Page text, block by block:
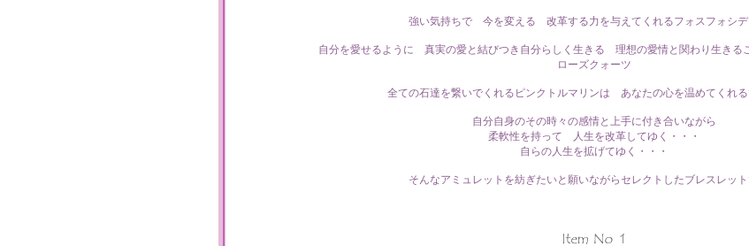
強い気持ちで 今を変える 改革する力を与えてくれるフォスフォシデ
自分を愛せるように 真実の愛と結びつき自分らしく生きる 理想の愛情と関わり生きる
ローズクォーツ
全ての石達を繋いでくれるピンクトルマリンは あなたの心を温めてくれる
自分自身のその時々の感情と上手に付き合いながら
柔軟性を持って 人生を改革してゆく・・・
自らの人生を拡げてゆく・・・
そんなアミュレットを紡ぎたいと願いながらセレクトしたブレスレット